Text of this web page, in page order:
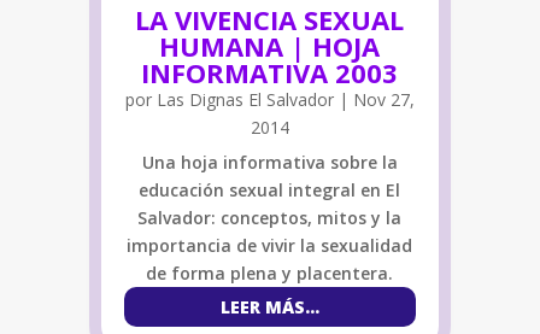
LA VIVENCIA SEXUAL
HUMANA | HOJA
INFORMATIVA 2003
por Las Dignas El Salvador| Nov 27,
2014
Una hoja informativa sobre la
educación sexual integral en El
Salvador: conceptos, mitos y la
importancia de vivir la sexualidad
de forma plena y placentera.
LEER MÁS...